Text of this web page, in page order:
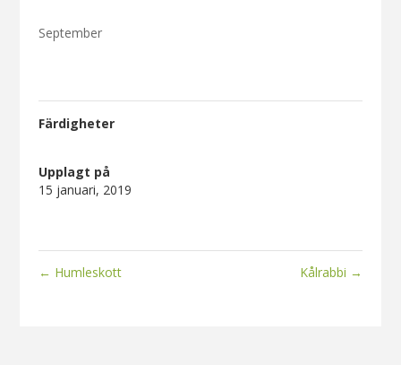
September
Färdigheter
Upplagt på
15 januari, 2019
← Humleskott Kålrabbi →